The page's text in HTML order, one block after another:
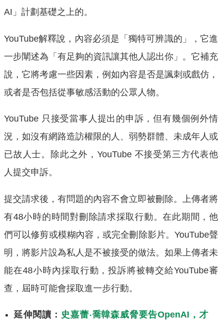
AI」計劃基礎之上的。
YouTube解釋說，內容必須是「獨特可辨識的」，它進
一步闡述為「有足夠的資訊讓其他人認出你」。它補充
說，它將考慮一些因素，例如內容是否是諷刺或戲仿，
或者是否包括從事敏感活動的公眾人物。
YouTube 只接受當事人提出的申訴，但有幾個例外情
況，如沒有網路造訪權限的人、弱勢群體、未成年人或
已故人士。除此之外，YouTube 不接受第三方代表他
人提交申訴。
提交請求後，有問題的內容不會立即被刪除。上傳者將
有48小時的時間對刪除請求採取行動。在此期間，他
們可以修剪或模糊內容，或完全刪除影片。YouTube聲
明，將影片設為私人是不被接受的做法。如果上傳者未
能在48小時內採取行動，投訴將被轉交給YouTube審
查，屆時可能會採取進一步行動。
延伸閱讀： 史嘉蕾‧喬韓森威脅要告OpenAI，才